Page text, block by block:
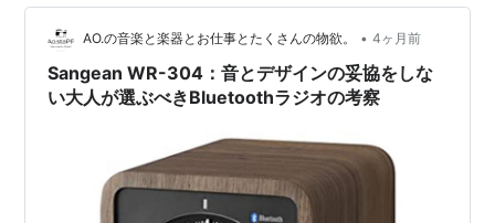
ているみたいです。 カセットテープの再生はもちろん、
録音もできるのは嬉しいポイントです。 バックライト付
きのVUメータ…
AO.の音楽と楽器とお仕事とたくさんの物欲。 • 4ヶ月前
Sangean WR-304：音とデザインの妥協をしな
い大人が選ぶべきBluetoothラジオの考察